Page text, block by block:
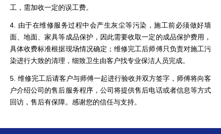
工，需加收一定的误工费。
4. 由于在维修服务过程中会产生灰尘等污染，施工前必须做好墙
面、地面、家具等成品保护，因此需要收取一定的成品保护费用，
具体收费标准根据现场情况确定；维修完工后师傅只负责对施工污
染进行大致的清理，细致卫生由客户找专业保洁人员完成。
5. 维修完工后请客户与师傅一起进行验收并双方签字，师傅将向客
户介绍公司的售后服务程序，公司将提供售后电话或者信息等方式
回访，售后有保障。感谢您的信任与支持。